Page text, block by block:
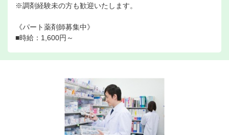
※調剤経験未の方も歓迎いたします。
《パート薬剤師募集中》
■時給：1,600円～